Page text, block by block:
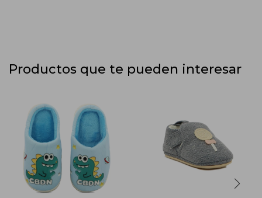
Productos que te pueden interesar